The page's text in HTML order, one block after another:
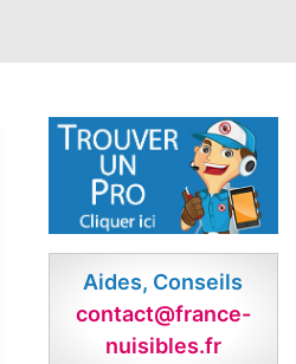
Aides, Conseils
contact@france-
nuisibles.fr